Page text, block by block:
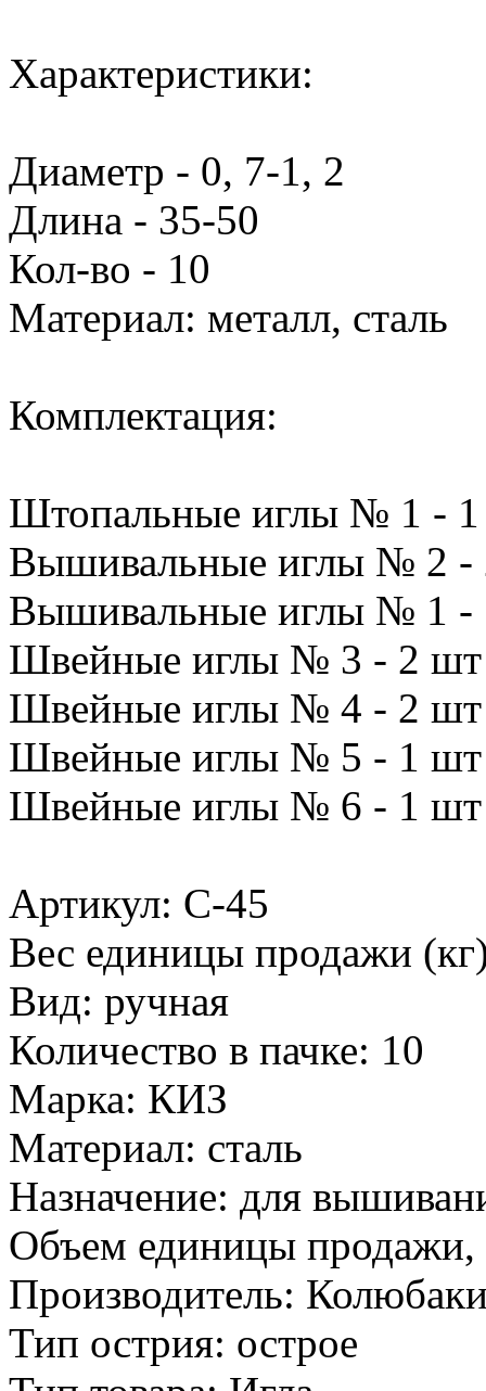
Характеристики:
Диаметр - 0, 7-1, 2
Длина - 35-50
Кол-во - 10
Материал: металл, сталь
Комплектация:
Штопальные иглы № 1 -
Вышивальные иглы № 2 -
Вышивальные иглы № 1 -
Швейные иглы № 3 - 2 шт
Швейные иглы № 4 - 2 шт
Швейные иглы № 5 - 1 шт
Швейные иглы № 6 - 1 шт
Артикул: С-45
Вес единицы продажи
Вид: ручная
Количество в пачке: 10
Марка: КИЗ
Материал: сталь
Назначение: для
Объем единицы продажи,
Производитель:
Тип острия: острое